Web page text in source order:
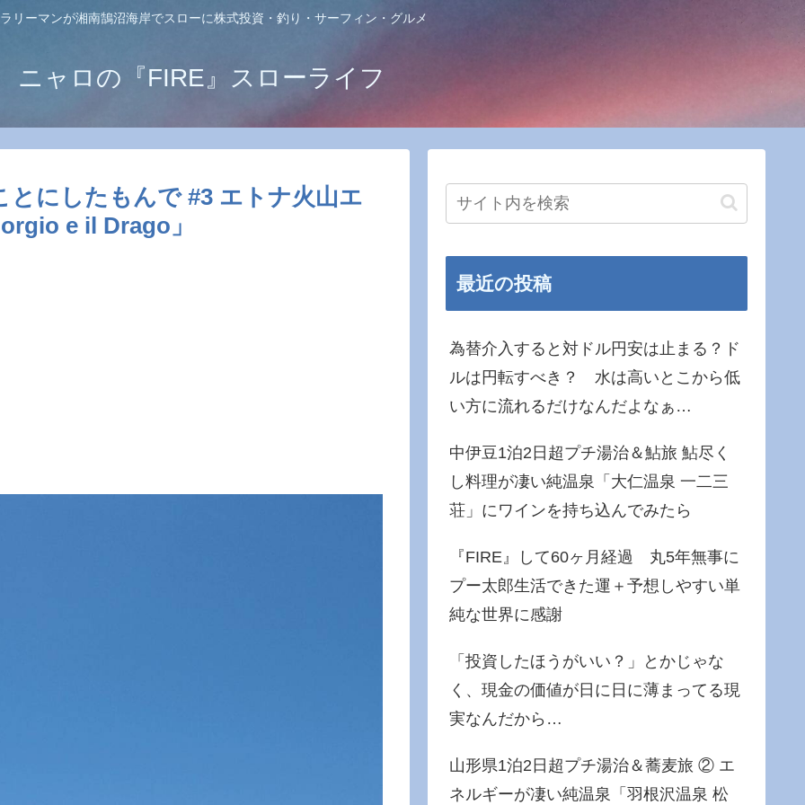
リーマンが湘南鵠沼海岸でスローに株式投資・釣り・サーフィン・グルメ
ニャロの『FIRE』スローライフ
にしたもんで #3 エトナ火山エ
e il Drago」
最近の投稿
為替介入すると対ドル円安は止まる？ド
ルは円転すべき？ 水は高いとこから低
い方に流れるだけなんだよなぁ…
中伊豆1泊2日超プチ湯治＆鮎旅 鮎尽く
し料理が凄い純温泉「大仁温泉 一二三
荘」にワインを持ち込んでみたら
『FIRE』して60ヶ月経過 丸5年無事に
プー太郎生活できた運＋予想しやすい単
純な世界に感謝
「投資したほうがいい？」とかじゃな
く、現金の価値が日に日に薄まってる現
実なんだから…
山形県1泊2日超プチ湯治＆蕎麦旅 ② エ
ネルギーが凄い純温泉「羽根沢温泉 松